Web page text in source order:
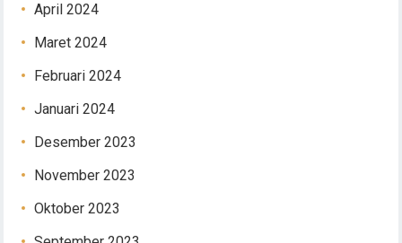
April 2024
Maret 2024
Februari 2024
Januari 2024
Desember 2023
November 2023
Oktober 2023